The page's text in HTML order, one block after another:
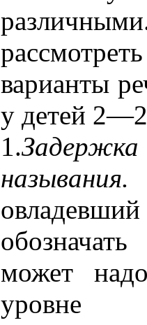
варианты
у детей
1.
называния.
может
уровне